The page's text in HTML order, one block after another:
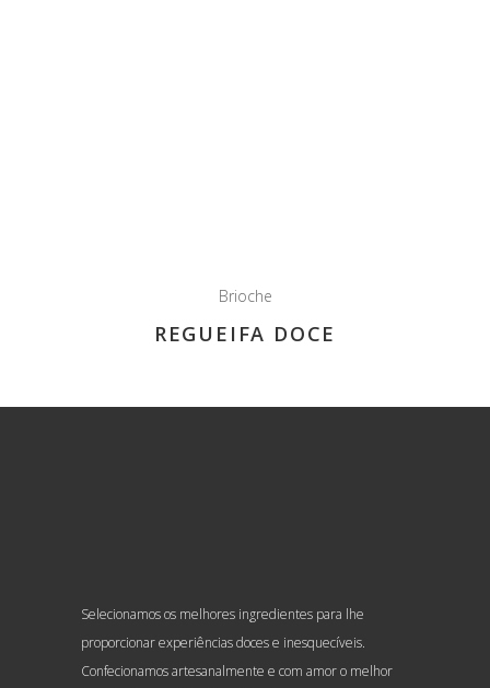
Brioche
REGUEIFA DOCE
Selecionamos os melhores ingredientes para lhe
proporcionar experiências doces e inesquecíveis.
Confecionamos artesanalmente e com amor o melhor